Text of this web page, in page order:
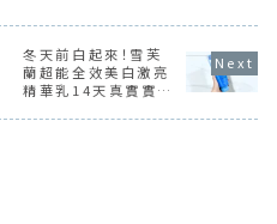
冬天前白起來！雪芙
蘭超能全效美白激亮
精華乳14天真實實
會長毛？！